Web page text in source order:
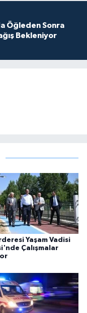
Öğleden Sonra
Bekleniyor
Yaşam Vadisi
Çalışmalar